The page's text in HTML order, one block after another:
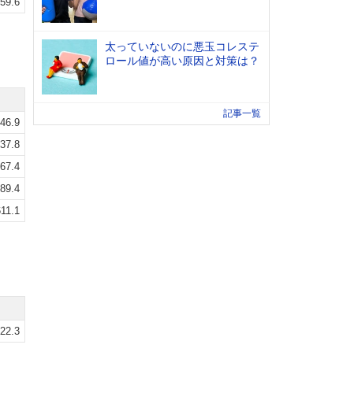
太っていないのに悪玉コレステ
ロール値が高い原因と対策は？
記事一覧